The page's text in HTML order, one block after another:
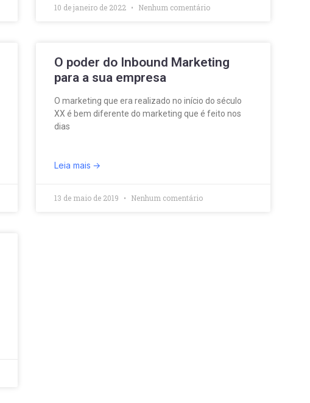
10 de janeiro de 2022 Nenhum comentário
O poder do Inbound Marketing
para a sua empresa
O marketing que era realizado no início do século
XX é bem diferente do marketing que é feito nos
dias
Leia mais
13 de maio de 2019 Nenhum comentário